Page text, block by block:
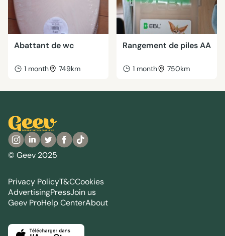
Abattant de wc
1 month 749km
Rangement de piles AA
1 month 750km
© Geev 2025
Privacy PolicyT&CCookies
AdvertisingPressJoin us
Geev ProHelp CenterAbout